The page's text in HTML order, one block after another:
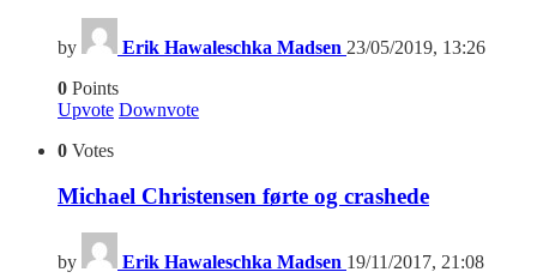
by Erik Hawaleschka Madsen 23/05/2019, 13:26
0 Points
Upvote Downvote
0 Votes
Michael Christensen førte og crashede
by Erik Hawaleschka Madsen 19/11/2017, 21:08